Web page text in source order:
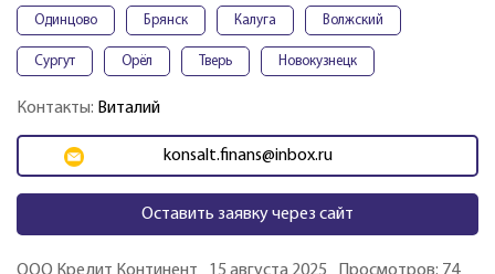
Одинцово Брянск Калуга Волжский
Сургут Орёл Тверь Новокузнецк
Контакты: Виталий
konsalt.finans@inbox.ru
Оставить заявку через сайт